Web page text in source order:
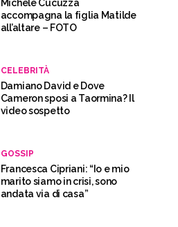
Michele Cucuzza
accompagna la figlia Matilde
all’altare – FOTO
CELEBRITÀ
Damiano David e Dove
Cameron sposi a Taormina? Il
video sospetto
GOSSIP
Francesca Cipriani: “Io e mio
marito siamo in crisi, sono
andata via di casa”